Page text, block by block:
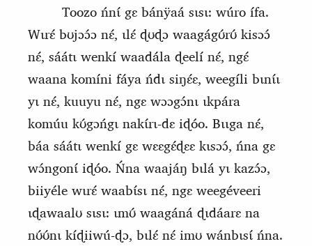
Toozo ńnɩ́ gɛ bánÿaá sɩsɩ: wúro ífa.
Wɩrɛ́ bʊjɔɔ́ɔ nɛ́, ɩlɛ́ ɖʊɖɔ waagágʊ́rʊ́ kisɔɔ́
nɛ́, sáátɩ wenkí waadála ɖeelí nɛ́, ngɛ́
waana komíni fáya ńdɩ siŋɛ́ɛ, weegíli bɩnɩ́ɩ
yɩ nɛ́, kuuyu nɛ́, ngɛ wɔɔgɔ́nɩ ɩkpára
komúu kʊ́gɔńgɩ nakɩ́rɩ‑dɛ iɖóo. Bɩɩga nɛ́,
báa sáátɩ wenkí gɛ wɛɛgɛ́ɖɛɛ kɩsɔɔ́, ńna gɛ
wɔ́ngonɩ́ iɖóo. Ńna waajáŋ bɩlá yɩ kazɔ́ɔ,
biiyéle wɩrɛ́ waabɩ́sɩ nɛ́, ngɛ weegéveeri
ɩɖawaalʊ sɩsɩ: ɩmʊ́ waagáná ɖɩdáarɛ na
nʊ́ʊ́nɩ kíɖiiwú‑ɖɔ, bɩlɛ́ nɛ́ imʊ wánbɩsɩ́ ńna.